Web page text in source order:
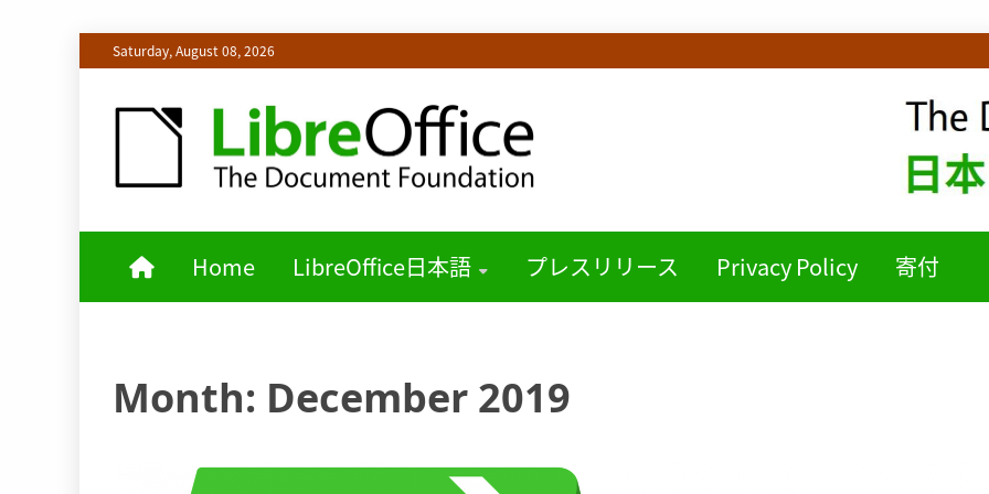
Skip
content
Saturday, August 08, 2026
LIBREOFFICE日本語チーム
Home LibreOffice日本語 プレスリリース Privacy Policy 寄付
Month: December 2019